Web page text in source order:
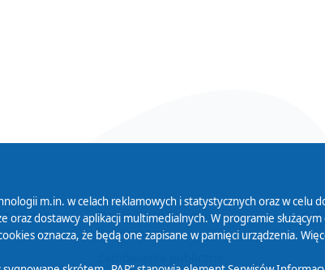
Serwisu
Organizacje Pożytku
Publicznego
m.in. w celach reklamowych i statystycznych oraz w
oraz dostawcy aplikacji multimedialnych. W programie
oznacza, że będą one zapisane w pamięci urządzenia.